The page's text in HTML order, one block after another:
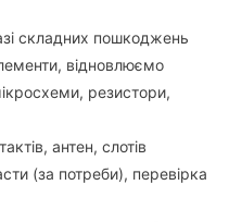
складних пошкоджень
відновлюємо
резистори,
антен, слотів
(за потреби), перевірка